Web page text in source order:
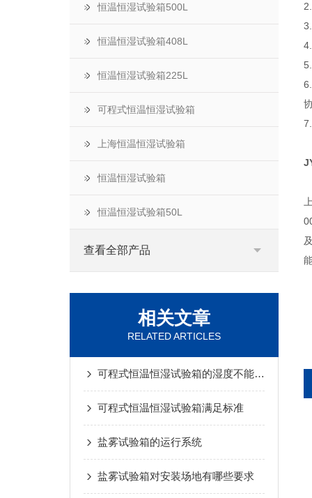
恒温恒湿试验箱500L
恒温恒湿试验箱408L
恒温恒湿试验箱225L
可程式恒温恒湿试验箱
上海恒温恒湿试验箱
恒温恒湿试验箱
恒温恒湿试验箱50L
查看全部产品
相关文章
RELATED ARTICLES
可程式恒温恒湿试验箱的湿度不能下降的原因分析
可程式恒温恒湿试验箱满足标准
盐雾试验箱的运行系统
盐雾试验箱对安装场地有哪些要求